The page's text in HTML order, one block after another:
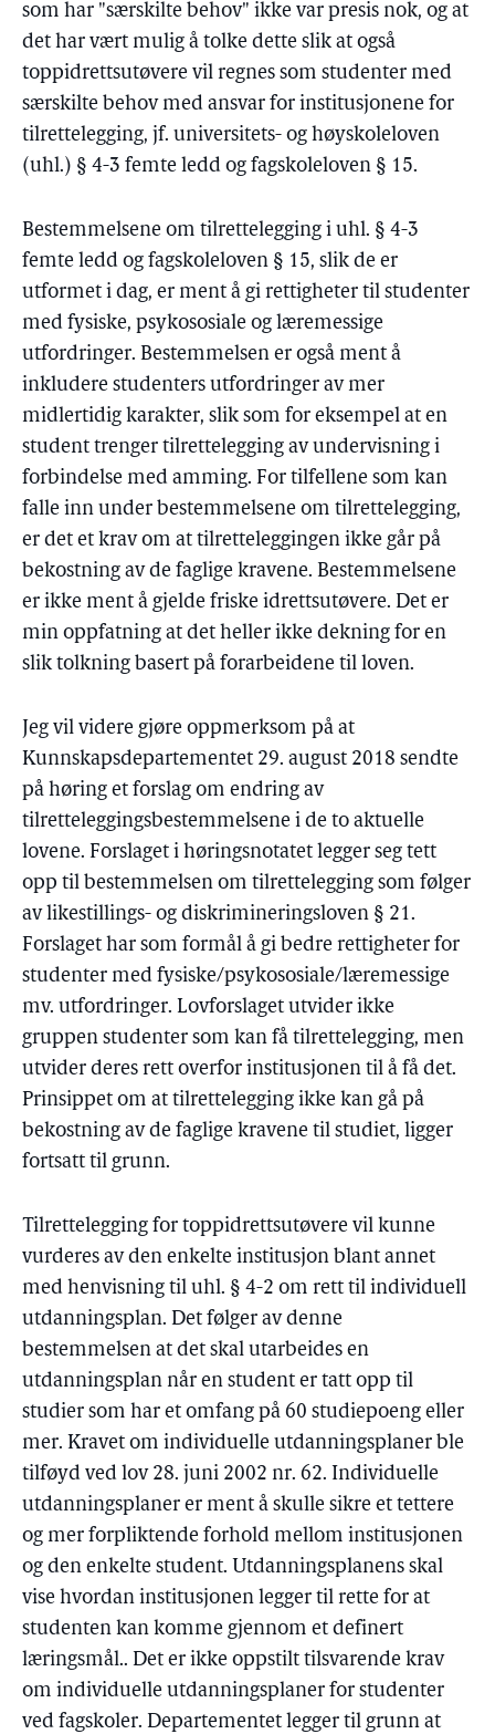
som har "særskilte behov" ikke var presis nok, og at
det har vært mulig å tolke dette slik at også
toppidrettsutøvere vil regnes som studenter med
særskilte behov med ansvar for institusjonene for
tilrettelegging, jf. universitets- og høyskoleloven
(uhl.) § 4-3 femte ledd og fagskoleloven § 15.
Bestemmelsene om tilrettelegging i uhl. § 4-3
femte ledd og fagskoleloven § 15, slik de er
utformet i dag, er ment å gi rettigheter til studenter
med fysiske, psykososiale og læremessige
utfordringer. Bestemmelsen er også ment å
inkludere studenters utfordringer av mer
midlertidig karakter, slik som for eksempel at en
student trenger tilrettelegging av undervisning i
forbindelse med amming. For tilfellene som kan
falle inn under bestemmelsene om tilrettelegging,
er det et krav om at tilretteleggingen ikke går på
bekostning av de faglige kravene. Bestemmelsene
er ikke ment å gjelde friske idrettsutøvere. Det er
min oppfatning at det heller ikke dekning for en
slik tolkning basert på forarbeidene til loven.
Jeg vil videre gjøre oppmerksom på at
Kunnskapsdepartementet 29. august 2018 sendte
på høring et forslag om endring av
tilretteleggingsbestemmelsene i de to aktuelle
lovene. Forslaget i høringsnotatet legger seg tett
opp til bestemmelsen om tilrettelegging som følger
av likestillings- og diskrimineringsloven § 21.
Forslaget har som formål å gi bedre rettigheter for
studenter med fysiske/psykososiale/læremessige
mv. utfordringer. Lovforslaget utvider ikke
gruppen studenter som kan få tilrettelegging, men
utvider deres rett overfor institusjonen til å få det.
Prinsippet om at tilrettelegging ikke kan gå på
bekostning av de faglige kravene til studiet, ligger
fortsatt til grunn.
Tilrettelegging for toppidrettsutøvere vil kunne
vurderes av den enkelte institusjon blant annet
med henvisning til uhl. § 4-2 om rett til individuell
utdanningsplan. Det følger av denne
bestemmelsen at det skal utarbeides en
utdanningsplan når en student er tatt opp til
studier som har et omfang på 60 studiepoeng eller
mer. Kravet om individuelle utdanningsplaner ble
tilføyd ved lov 28. juni 2002 nr. 62. Individuelle
utdanningsplaner er ment å skulle sikre et tettere
og mer forpliktende forhold mellom institusjonen
og den enkelte student. Utdanningsplanens skal
vise hvordan institusjonen legger til rette for at
studenten kan komme gjennom et definert
læringsmål.. Det er ikke oppstilt tilsvarende krav
om individuelle utdanningsplaner for studenter
ved fagskoler. Departementet legger til grunn at